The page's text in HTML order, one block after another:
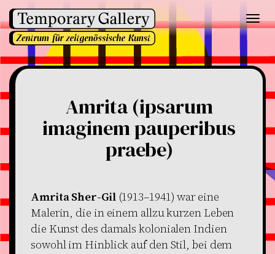
Amrita (ipsarum
imaginem pauperibus
praebe)
Amrita Sher-Gil(1913–1941) war eine
Malerin, die in einem allzu kurzen Leben
die Kunst des damals kolonialen Indien
sowohl im Hinblick auf den Stil, bei dem